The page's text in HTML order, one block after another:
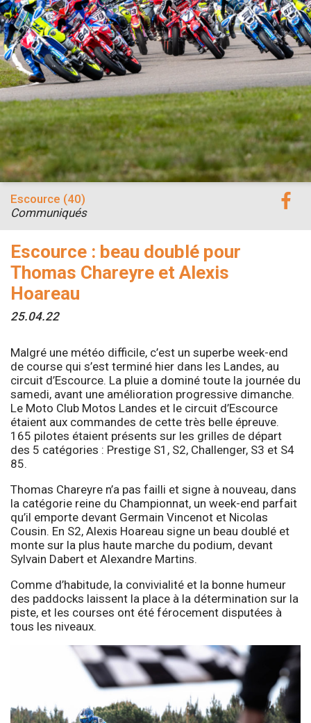
Escource : beau doublé pour
Thomas Chareyre et Alexis
Hoareau
25.04.22
Escource (40)
Communiqués
Malgré une météo difficile, c’est un superbe week-end
de course qui s’est terminé hier dans les Landes, au
circuit d’Escource. La pluie a dominé toute la journée du
samedi, avant une amélioration progressive dimanche.
Le Moto Club Motos Landes et le circuit d’Escource
étaient aux commandes de cette très belle épreuve.
165 pilotes étaient présents sur les grilles de départ
des 5 catégories : Prestige S1, S2, Challenger, S3 et S4
85.
Thomas Chareyre n’a pas failli et signe à nouveau, dans
la catégorie reine du Championnat, un week-end parfait
qu’il emporte devant Germain Vincenot et Nicolas
Cousin. En S2, Alexis Hoareau signe un beau doublé et
monte sur la plus haute marche du podium, devant
Sylvain Dabert et Alexandre Martins.
Comme d’habitude, la convivialité et la bonne humeur
des paddocks laissent la place à la détermination sur la
piste, et les courses ont été férocement disputées à
tous les niveaux.